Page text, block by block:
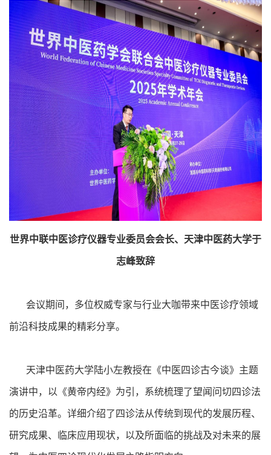
世界中联中医诊疗仪器专业委员会会长、天津中医药大学于
志峰致辞
会议期间，多位权威专家与行业大咖带来中医诊疗领域
前沿科技成果的精彩分享。
天津中医药大学陆小左教授在《中医四诊古今谈》主题
演讲中，以《黄帝内经》为引，系统梳理了望闻问切四诊法
的历史沿革。详细介绍了四诊法从传统到现代的发展历程、
研究成果、临床应用现状，以及所面临的挑战及对未来的展